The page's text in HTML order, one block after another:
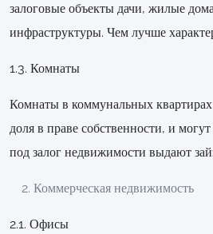
залоговые объекты дачи, жилые
инфраструктуры. Чем лучше
1.3. Комнаты
Комнаты в коммунальных квартирах
доля в праве собственности, и
под залог недвижимости выдают
Коммерческая недвижимость
2.1. Офисы